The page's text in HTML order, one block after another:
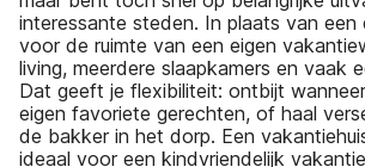
interessante steden. In plaats van een
voor de ruimte van een eigen
living, meerdere slaapkamers en vaak
Dat geeft je flexibiliteit: ontbijt
eigen favoriete gerechten, of haal
de bakker in het dorp. Een
ideaal voor een kindvriendelijk